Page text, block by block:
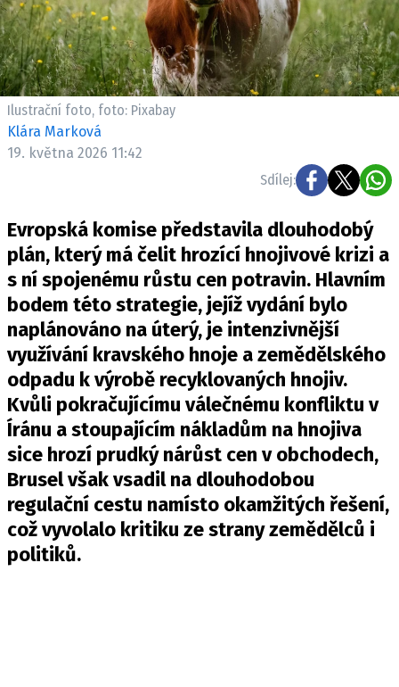
Ilustrační foto, foto: Pixabay
Klára Marková
19. května 2026 11:42
Sdílej:
Evropská komise představila dlouhodobý
plán, který má čelit hrozící hnojivové krizi a
s ní spojenému růstu cen potravin. Hlavním
bodem této strategie, jejíž vydání bylo
naplánováno na úterý, je intenzivnější
využívání kravského hnoje a zemědělského
odpadu k výrobě recyklovaných hnojiv.
Kvůli pokračujícímu válečnému konfliktu v
Íránu a stoupajícím nákladům na hnojiva
sice hrozí prudký nárůst cen v obchodech,
Brusel však vsadil na dlouhodobou
regulační cestu namísto okamžitých řešení,
což vyvolalo kritiku ze strany zemědělců i
politiků.